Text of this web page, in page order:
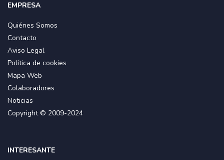
EMPRESA
Quiénes Somos
Contacto
Aviso Legal
Política de cookies
Mapa Web
Colaboradores
Noticias
Copyright © 2009-2024
INTERESANTE